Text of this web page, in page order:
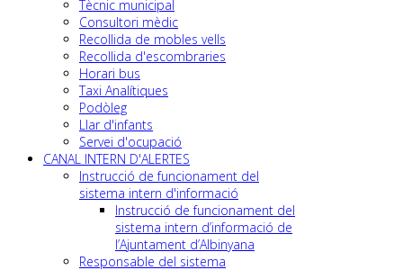
Tècnic municipal
Consultori mèdic
Recollida de mobles vells
Recollida d'escombraries
Horari bus
Taxi Analítiques
Podòleg
Llar d'infants
Servei d'ocupació
CANAL INTERN D'ALERTES
Instrucció de funcionament del
sistema intern d'informació
Instrucció de funcionament del
sistema intern d’informació de
l’Ajuntament d’Albinyana
Responsable del sistema